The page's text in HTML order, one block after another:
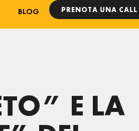
BLOG PRENOTA UNA CALL
E LA